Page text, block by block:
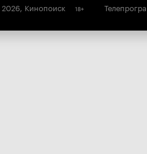
2026, Кинопоиск 18+